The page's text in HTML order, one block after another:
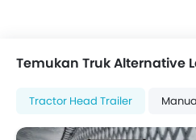
Temukan Truk Alternative
Tractor Head Trailer